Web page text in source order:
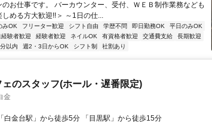
お仕事です。 バーカウンター、受付、ＷＥＢ制作業務なども
しめる方大歓迎!!＞ ～1日の仕...
みOK フリーター歓迎 シフト自由 学歴不問 即日勤務OK
平日のみOK
経験者歓迎 経験者歓迎 ネイルOK 有資格者歓迎 交通費支給
長期歓迎
以内 週2・3日からOK シフト制 社割あり
のスタッフ(ホール・遅番限定)
金
白金台駅」から徒歩5分 「目黒駅」から徒歩15分